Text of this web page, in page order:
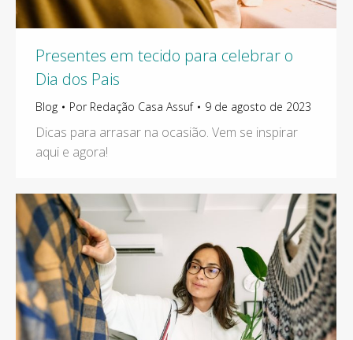
Presentes em tecido para celebrar o
Dia dos Pais
Blog Por Redação Casa Assuf 9 de agosto de 2023
Dicas para arrasar na ocasião. Vem se inspirar
aqui e agora!